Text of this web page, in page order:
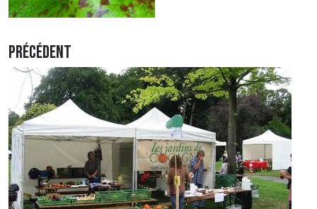
Précédent